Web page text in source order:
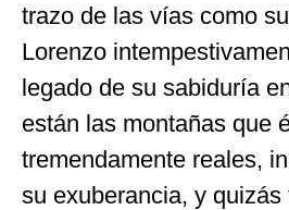
trazo de las vías como
Lorenzo
legado de su sabiduría
están las montañas que
tremendamente reales,
su exuberancia, y quizás